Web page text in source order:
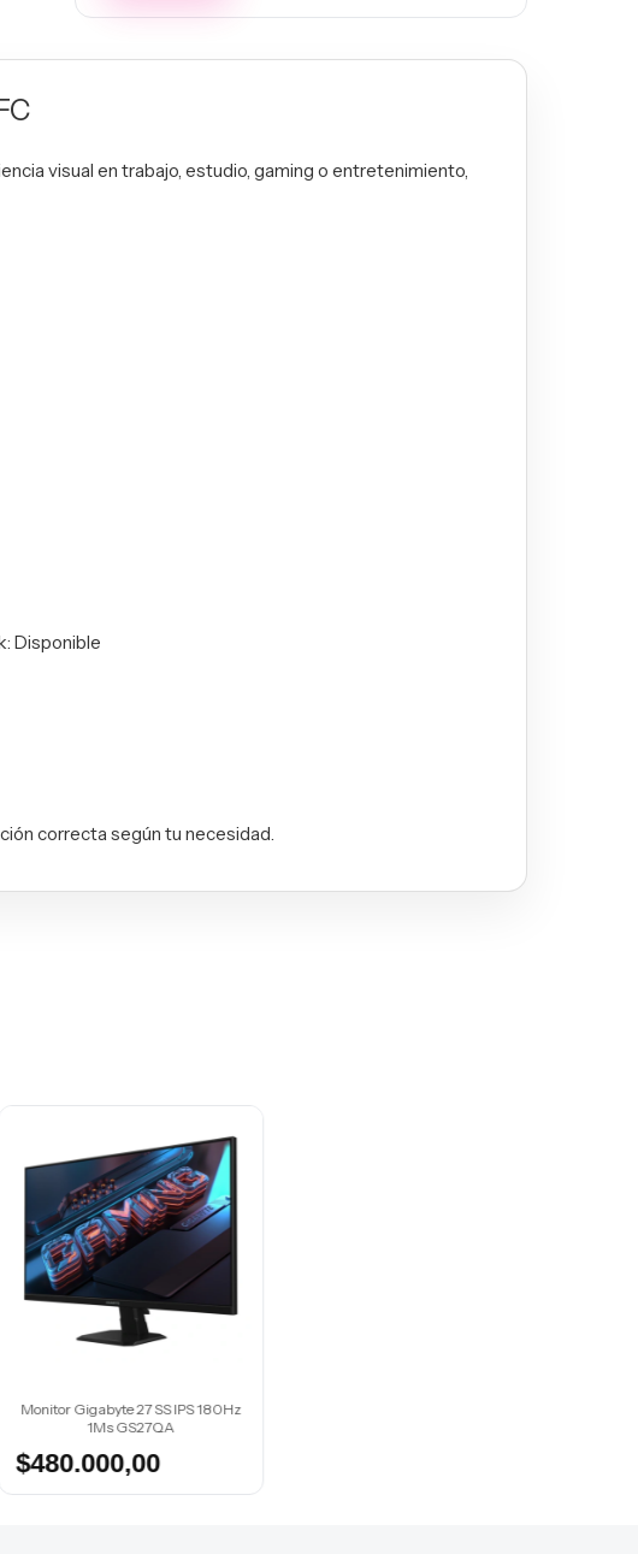
visual en trabajo, estudio, gaming o entretenimiento,
Disponible
correcta según tu necesidad.
Monitor Gigabyte 27 SS IPS 180Hz
1Ms GS27QA
$480.000,00